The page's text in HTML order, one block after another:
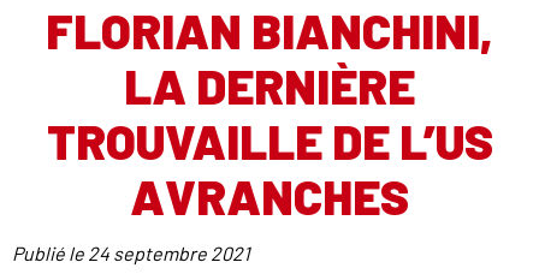
FLORIAN BIANCHINI,
LA DERNIÈRE
TROUVAILLE DE L’US
AVRANCHES
Publié le 24 septembre 2021